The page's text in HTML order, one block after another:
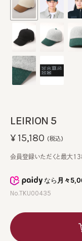
LEIRION 5
なら月々
No.TKU00435
¥15,180 (税込)
会員登録いただくと最大